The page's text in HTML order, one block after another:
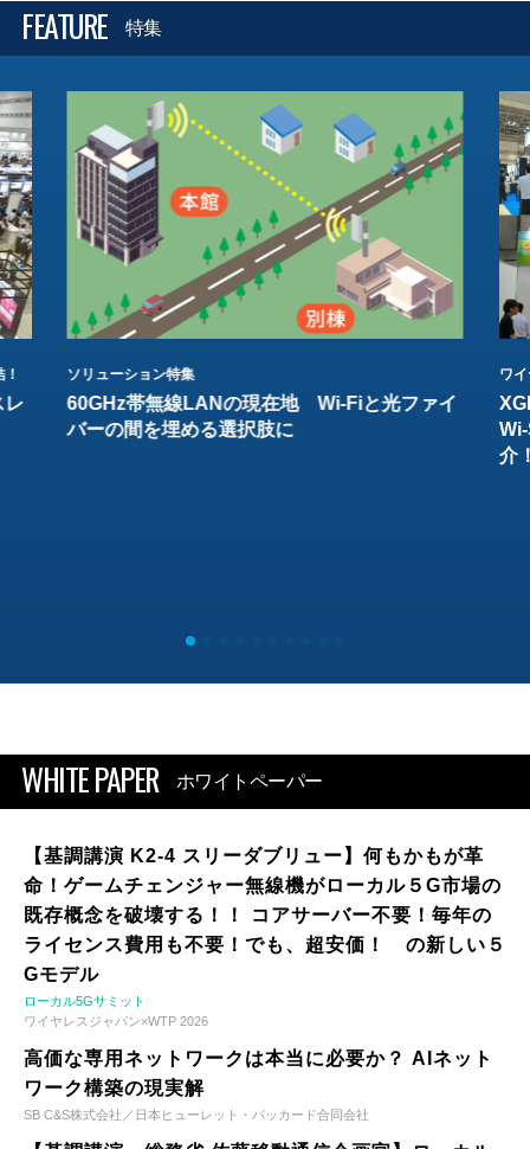
FEATURE 特集
レ
ソリューション特集
60GHz帯無線LANの現在地 Wi-Fiと光ファイ
バーの間を埋める選択肢に
ワ
介
WHITE PAPER ホワイトペーパー
【基調講演 K2-4 スリーダブリュー】何もかもが革
命！ゲームチェンジャー無線機がローカル５G市場の
既存概念を破壊する！！ コアサーバー不要！毎年の
ライセンス費用も不要！でも、超安価！ の新しい５
Gモデル
ローカル5Gサミット
ワイヤレスジャパン×WTP 2026
高価な専用ネットワークは本当に必要か？ AIネット
ワーク構築の現実解
SB C&S株式会社／日本ヒューレット・パッカード合同会社